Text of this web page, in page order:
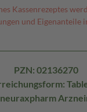
Kassenrezeptes
und Eigenanteile
PZN: 02136270